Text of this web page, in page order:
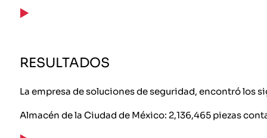
RESULTADOS
La empresa de soluciones de seguridad, encontró los
Almacén de la Ciudad de México: 2,136,465 piezas